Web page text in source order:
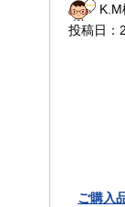
K.M
投稿日：
ご購入